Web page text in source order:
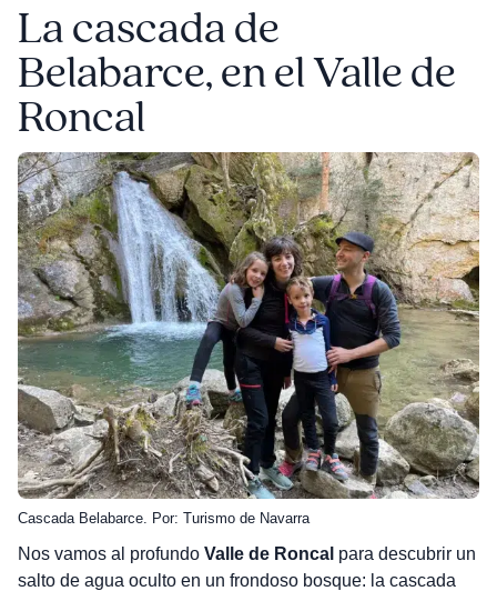
La cascada de
Belabarce, en el Valle de
Roncal
Cascada Belabarce. Por: Turismo de Navarra
Nos vamos al profundo Valle de Roncal para descubrir un
salto de agua oculto en un frondoso bosque: la cascada